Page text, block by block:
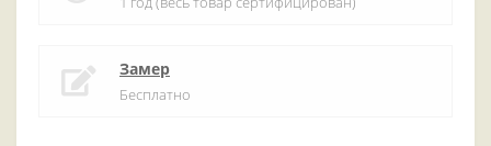
Замер
Бесплатно